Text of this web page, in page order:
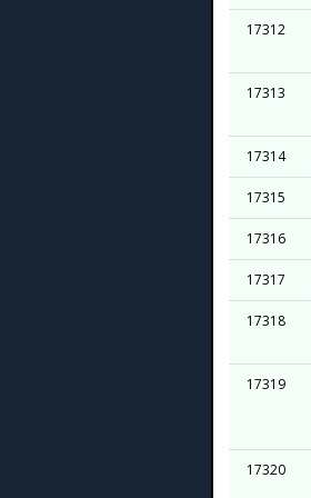
17312
17313
17314
17315
17316
17317
17318
17319
17320